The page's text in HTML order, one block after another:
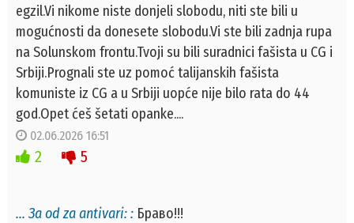
egzil.Vi nikome niste donjeli slobodu, niti ste bili u
mogućnosti da donesete slobodu.Vi ste bili zadnja rupa
na Solunskom frontu.Tvoji su bili suradnici fašista u CG i
Srbiji.Prognali ste uz pomoć talijanskih fašista
komuniste iz CG a u Srbiji uopće nije bilo rata do 44
god.Opet ćeš šetati opanke....
02.06.2026 16:51
2 5
… За od za antivari: : Браво!!!